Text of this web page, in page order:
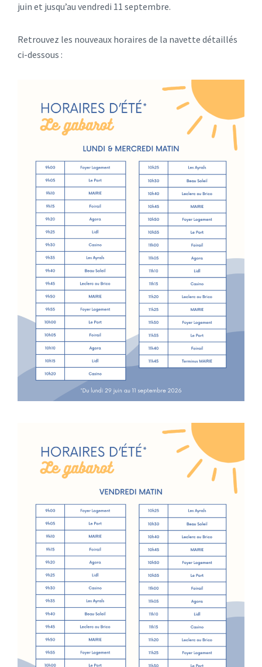
juin et jusqu’au vendredi 11 septembre.
Retrouvez les nouveaux horaires de la navette détaillés
ci-dessous :